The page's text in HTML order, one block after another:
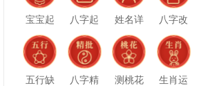
宝宝起
名
八字起
名
姓名详
批
八字改
名
五行缺 八字精 测桃花 生肖运